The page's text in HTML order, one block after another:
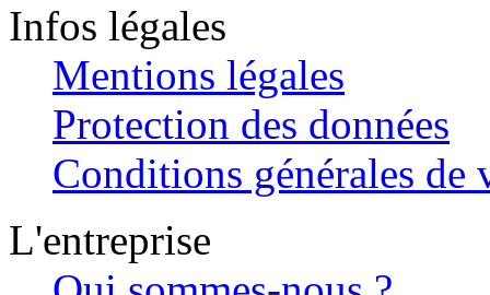
Infos légales
Mentions légales
Protection des données
Conditions générales de
L'entreprise